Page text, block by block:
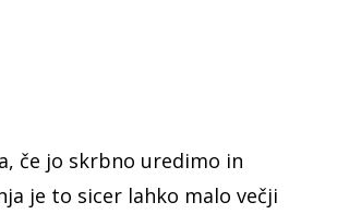
če jo skrbno uredimo in
je to sicer lahko malo večji